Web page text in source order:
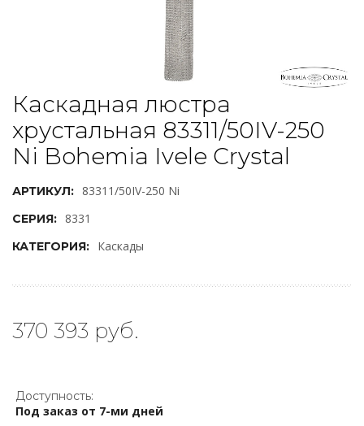
Каскадная люстра
хрустальная 83311/50IV-250
Ni Bohemia Ivele Crystal
АРТИКУЛ: 83311/50IV-250 Ni
СЕРИЯ: 8331
КАТЕГОРИЯ: Каскады
370 393 руб.
Доступность:
Под заказ от 7-ми дней